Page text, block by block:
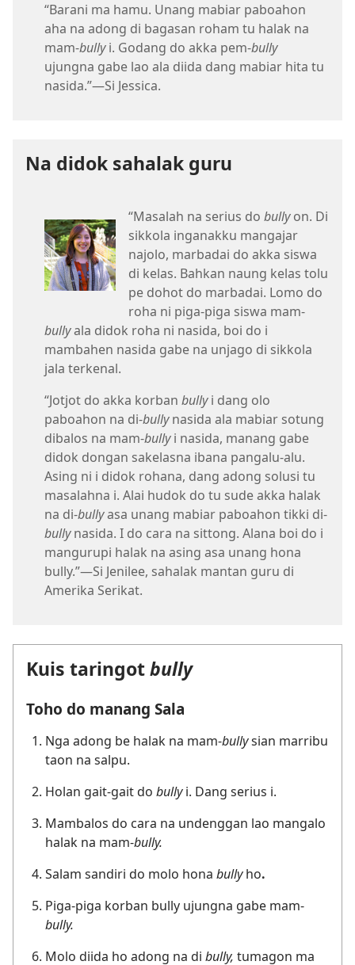
“Barani ma hamu. Unang mabiar paboahon
aha na adong di bagasan roham tu halak na
mam-bullyi. Godang do akka pem-bully
ujungna gabe lao ala diida dang mabiar hita tu
nasida.”​—Si Jessica.
Na didok sahalak guru
“Masalah na serius do bullyon. Di
sikkola inganakku mangajar
najolo, marbadai do akka siswa
di kelas. Bahkan naung kelas tolu
pe dohot do marbadai. Lomo do
roha ni piga-piga siswa mam-
bullyala didok roha ni nasida, boi do i
mambahen nasida gabe na unjago di sikkola
jala terkenal.
“Jotjot do akka korban bullyi dang olo
paboahon na di-bullynasida ala mabiar sotung
dibalos na mam-bullyi nasida, manang gabe
didok dongan sakelasna ibana pangalu-alu.
Asing ni i didok rohana, dang adong solusi tu
masalahna i. Alai hudok do tu sude akka halak
na di-bullyasa unang mabiar paboahon tikki di-
bullynasida. I do cara na sittong. Alana boi do i
mangurupi halak na asing asa unang hona
bully.”​—Si Jenilee, sahalak mantan guru di
Amerika Serikat.
Kuis taringotbully
Toho do manang Sala
Nga adong be halak na mam-bullysian marribu
taon na salpu.
Holan gait-gait do bullyi. Dang serius i.
Mambalos do cara na undenggan lao mangalo
halak na mam-bully.
Salam sandiri do molo hona bullyho.
Piga-piga korban bully ujungna gabe mam-
bully.
Molo diida ho adong na di bully, tumagon ma